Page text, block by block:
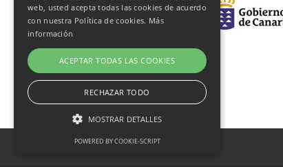
web, usted acepta todas las cookies de acuerdo
con nuestra Política de cookies. Más
información
ACEPTAR TODAS LAS COOKIES
RECHAZAR TODO
MOSTRAR DETALLES
POWERED BY COOKIE-SCRIPT